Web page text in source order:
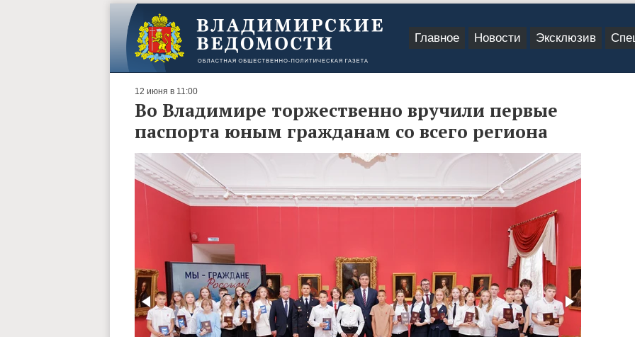
Главное Новости Эксклюзив
12 июня в 11:00
Во Владимире торжественно вручили первые
паспорта юным гражданам со всего региона